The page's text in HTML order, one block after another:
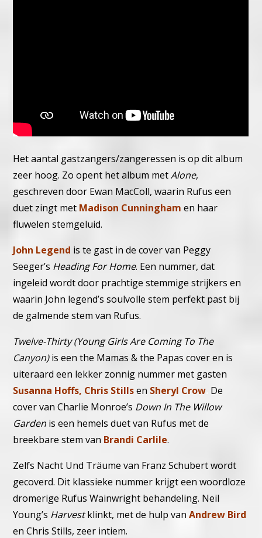
Het aantal gastzangers/zangeressen is op dit album
zeer hoog. Zo opent het album metAlone,
geschreven door Ewan MacColl, waarin Rufus een
duet zingt met Madison Cunningham en haar
fluwelen stemgeluid.
John Legend is te gast in de cover van Peggy
Seeger’s Heading For Home. Een nummer, dat
ingeleid wordt door prachtige stemmige strijkers en
waarin John legend’s soulvolle stem perfekt past bij
de galmende stem van Rufus.
Twelve-Thirty (Young Girls Are Coming To The
Canyon)is een the Mamas & the Papas cover en is
uiteraard een lekker zonnig nummer met gasten
Susanna Hoffs, Chris Stillsen Sheryl Crow De
cover van Charlie Monroe’s Down In The Willow
Garden is een hemels duet van Rufus met de
breekbare stem van Brandi Carlile.
Zelfs Nacht Und Träume van Franz Schubert wordt
gecoverd. Dit klassieke nummer krijgt een woordloze
dromerige Rufus Wainwright behandeling. Neil
Young’s Harvestklinkt, met de hulp vanAndrew Bird
en Chris Stills, zeer intiem.